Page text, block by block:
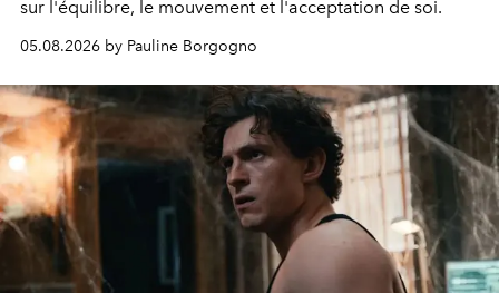
sur l'équilibre, le mouvement et l'acceptation de soi.
05.08.2026 by Pauline Borgogno